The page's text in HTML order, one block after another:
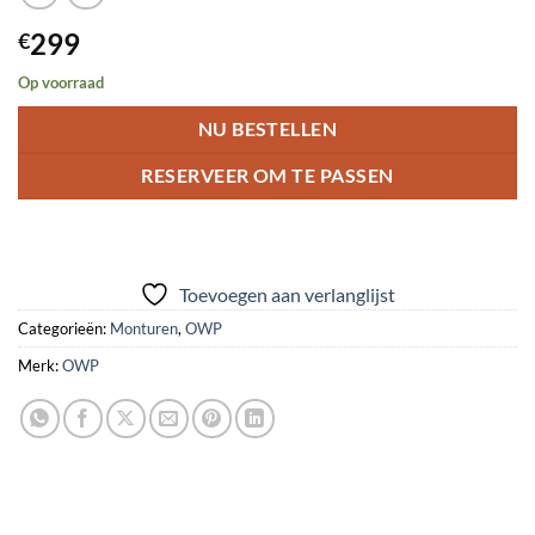
€299
Op voorraad
NU BESTELLEN
RESERVEER OM TE PASSEN
Toevoegen aan verlanglijst
Categorieën: Monturen, OWP
Merk:OWP